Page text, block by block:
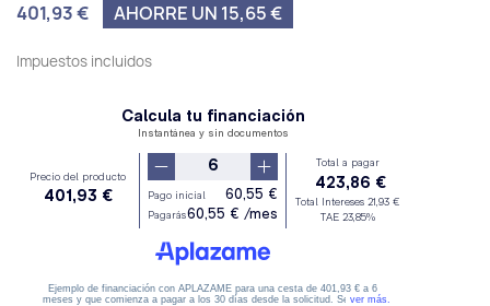
401,93 €
AHORRE UN 15,65 €
Impuestos incluidos